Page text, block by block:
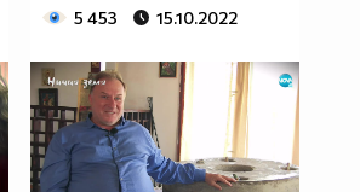
5 453 15.10.2022